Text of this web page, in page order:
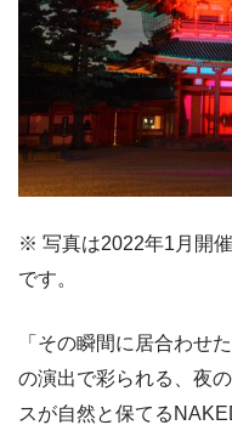
※ 写真は2022年1月開
です。
「その瞬間に居合わせ
の演出で彩られる、夜
スが自然と保てる